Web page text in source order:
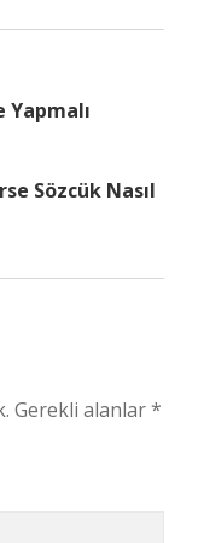
Sözcük Nasıl
Gerekli alanlar*